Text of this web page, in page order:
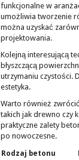
funkcjonalne w
umożliwia tworzenie
można uzyskać
projektowania.
Kolejną interesującą
błyszczącą
utrzymaniu czystości.
estetyka.
Warto również
takich jak drewno czy
praktyczne zalety
po nowoczesne.
Rodzaj betonu